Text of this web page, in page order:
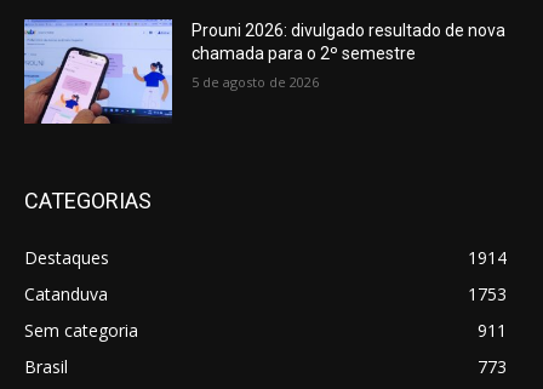
Prouni 2026: divulgado resultado de nova
chamada para o 2º semestre
5 de agosto de 2026
CATEGORIAS
Destaques
1914
Catanduva
1753
Sem categoria
911
Brasil
773